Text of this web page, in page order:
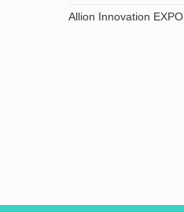
Allion Innovation EXPO